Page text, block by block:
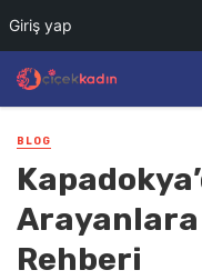
Giriş yap
BLOG
Arayanlara
Rehberi